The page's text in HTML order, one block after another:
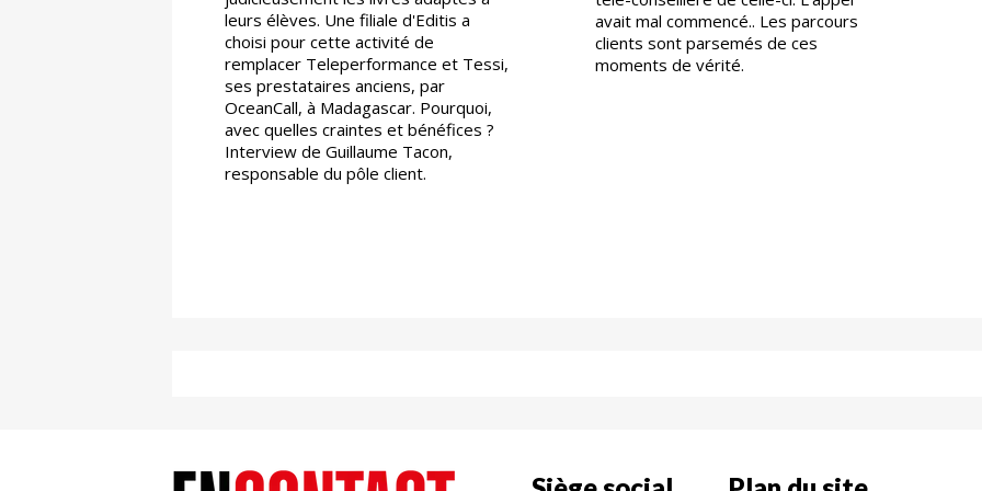
leurs élèves. Une filiale d'Editis a
choisi pour cette activité de
remplacer Teleperformance et Tessi,
ses prestataires anciens, par
OceanCall, à Madagascar. Pourquoi,
avec quelles craintes et bénéfices ?
Interview de Guillaume Tacon,
responsable du pôle client.
avait mal commencé.. Les parcours
clients sont parsemés de ces
moments de vérité.